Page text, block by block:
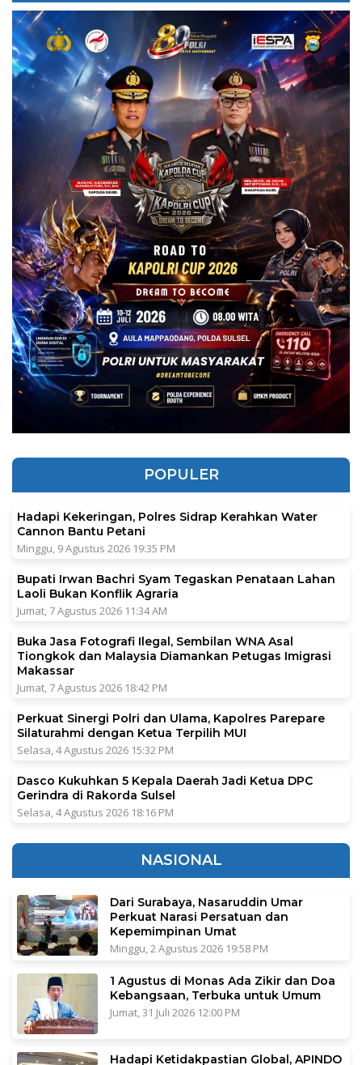
POPULER
Hadapi Kekeringan, Polres Sidrap Kerahkan Water
Cannon Bantu Petani
Minggu, 9 Agustus 2026 19:35 PM
Bupati Irwan Bachri Syam Tegaskan Penataan Lahan
Laoli Bukan Konflik Agraria
Jumat, 7 Agustus 2026 11:34 AM
Buka Jasa Fotografi Ilegal, Sembilan WNA Asal
Tiongkok dan Malaysia Diamankan Petugas Imigrasi
Makassar
Jumat, 7 Agustus 2026 18:42 PM
Perkuat Sinergi Polri dan Ulama, Kapolres Parepare
Silaturahmi dengan Ketua Terpilih MUI
Selasa, 4 Agustus 2026 15:32 PM
Dasco Kukuhkan 5 Kepala Daerah Jadi Ketua DPC
Gerindra di Rakorda Sulsel
Selasa, 4 Agustus 2026 18:16 PM
NASIONAL
Dari Surabaya, Nasaruddin Umar
Perkuat Narasi Persatuan dan
Kepemimpinan Umat
Minggu, 2 Agustus 2026 19:58 PM
1 Agustus di Monas Ada Zikir dan Doa
Kebangsaan, Terbuka untuk Umum
Jumat, 31 Juli 2026 12:00 PM
Hadapi Ketidakpastian Global, APINDO